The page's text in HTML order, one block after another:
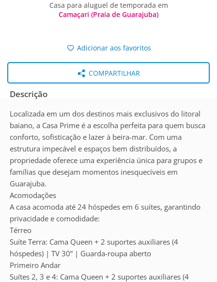
Casa para aluguel de temporada em
Camaçari (Praia de Guarajuba)
Adicionar aos favoritos
COMPARTILHAR
Descrição
Localizada em um dos destinos mais exclusivos do litoral
baiano, a Casa Prime é a escolha perfeita para quem busca
conforto, sofisticação e lazer à beira-mar. Com uma
estrutura impecável e espaços bem distribuídos, a
propriedade oferece uma experiência única para grupos e
famílias que desejam momentos inesquecíveis em
Guarajuba.
Acomodações
A casa acomoda até 24 hóspedes em 6 suítes, garantindo
privacidade e comodidade:
Térreo
Suíte Terra: Cama Queen + 2 suportes auxiliares (4
hóspedes) | TV 30” | Guarda-roupa aberto
Primeiro Andar
Suítes 2, 3 e 4: Cama Queen + 2 suportes auxiliares (4